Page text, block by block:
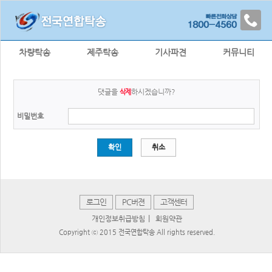
차량탁송 제주탁송 기사파견 커뮤니티
댓글을삭제 하시겠습니까?
비밀번호
확인 취소
로그인 PC버젼 고객센터
개인정보취급방침 회원약관
Copyright ⓒ 2015 전국연합탁송 All rights reserved.